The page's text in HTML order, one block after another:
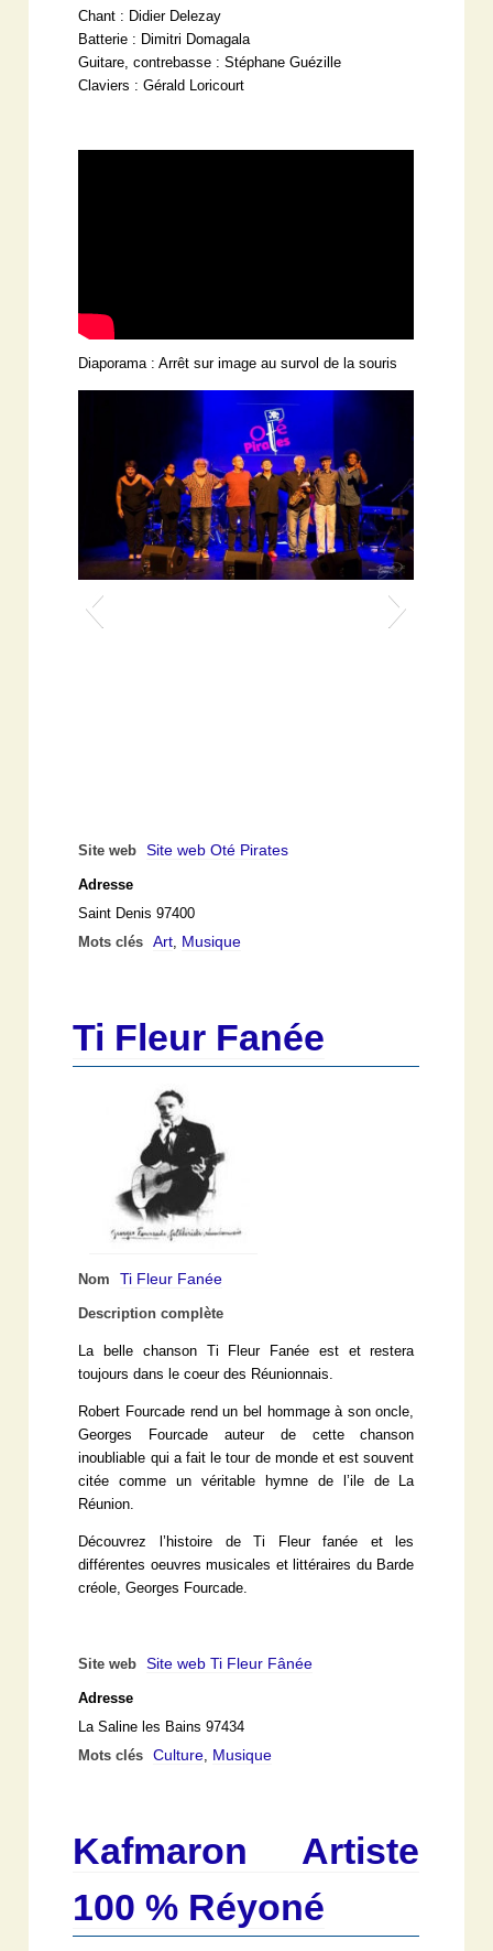
Chant : Didier Delezay
Batterie : Dimitri Domagala
Guitare, contrebasse : Stéphane Guézille
Claviers : Gérald Loricourt
Diaporama : Arrêt sur image au survol de la souris
Site web Site web Oté Pirates
Adresse
Saint Denis 97400
Mots clés
Art, Musique
Ti Fleur Fanée
Nom Ti Fleur Fanée
Description complète
La belle chanson Ti Fleur Fanée est et restera
toujours dans le coeur des Réunionnais.
Robert Fourcade rend un bel hommage à son oncle,
Georges Fourcade auteur de cette chanson
inoubliable qui a fait le tour de monde et est souvent
citée comme un véritable hymne de l’ile de La
Réunion.
Découvrez l’histoire de Ti Fleur fanée et les
différentes oeuvres musicales et littéraires du Barde
créole, Georges Fourcade.
Site web Site web Ti Fleur Fânée
Adresse
La Saline les Bains 97434
Mots clés
Culture, Musique
Kafmaron Artiste
100 % Réyoné